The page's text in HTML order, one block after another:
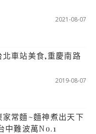
2021-08-07
車站美食,重慶南路
2019-08-07
家常麵~麵神煮出天下
中難波萬No.1